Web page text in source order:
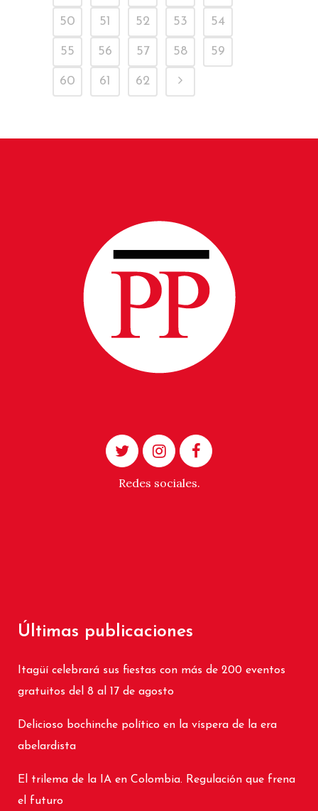
50 51 52 53 54
55 56 57 58 59
60 61 62
Redes sociales.
Últimas publicaciones
Itagüí celebrará sus fiestas con más de 200 eventos
gratuitos del 8 al 17 de agosto
Delicioso bochinche político en la víspera de la era
abelardista
El trilema de la IA en Colombia. Regulación que frena
el futuro